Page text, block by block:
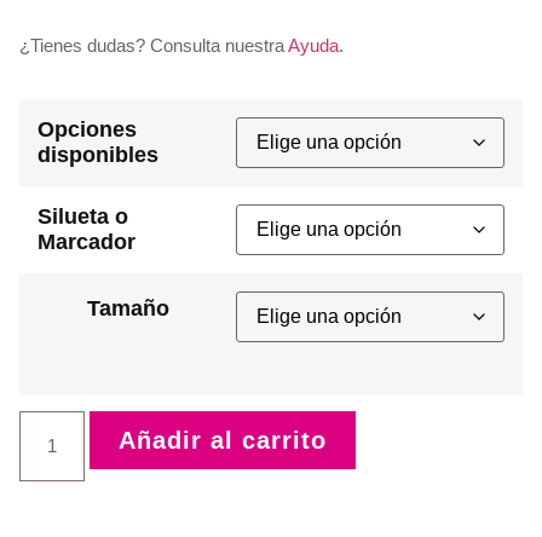
¿Tienes dudas? Consulta nuestraAyuda.
Opciones
disponibles
Silueta o
Marcador
Tamaño
Añadir al carrito